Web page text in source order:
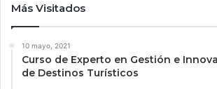
Más Visitados
10 mayo, 2021
Curso de Experto en Gestión e
de Destinos Turísticos